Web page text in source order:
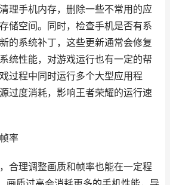
理手机内存，删除一些不常用的应
储空间。同时，检查手机是否有系
的系统补丁，这些更新通常会修复
统性能，对游戏运行也有一定的帮
过程中同时运行多个大型应用程
过度消耗，影响王者荣耀的运行速
率
合理调整画质和帧率也能在一定程